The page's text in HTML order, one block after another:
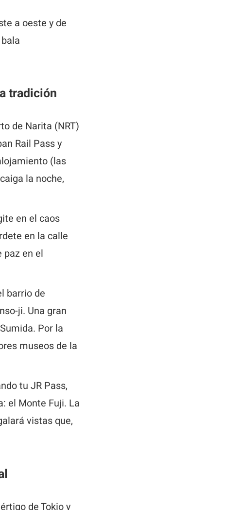
a oeste y de
tradición
de Narita (NRT)
Rail Pass y
(las
la noche,
en el caos
en la calle
paz en el
barrio de
ji. Una gran
Por la
museos de la
tu JR Pass,
el Monte Fuji. La
vistas que,
de Tokio y